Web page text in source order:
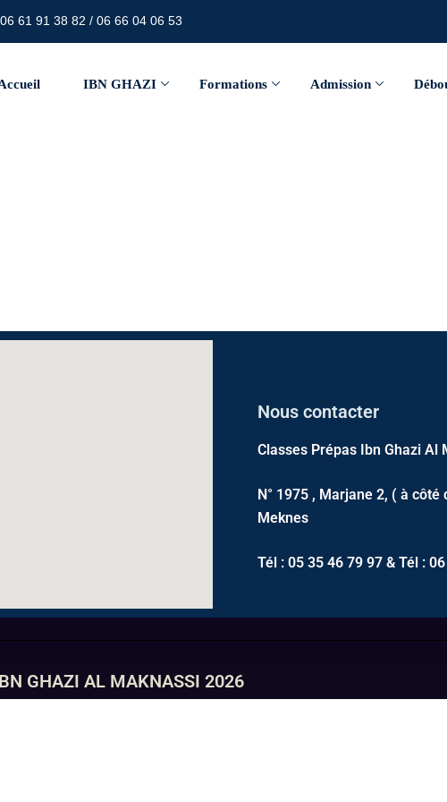
61 91 38 82 / 06 66 04 06 53
IBN GHAZI Formations Admission
Nous contacter
Classes Prépas Ibn Ghazi Al
N° 1975 , Marjane 2, ( à
Meknes
Tél : 05 35 46 79 97 & Tél :
GHAZI AL MAKNASSI 2026